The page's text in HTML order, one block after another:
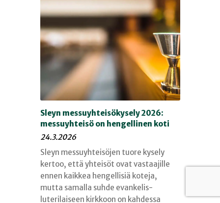
Sleyn messuyhteisökysely 2026:
messuyhteisö on hengellinen koti
24.3.2026
Sleyn messuyhteisöjen tuore kysely
kertoo, että yhteisöt ovat vastaajille
ennen kaikkea hengellisiä koteja,
mutta samalla suhde evankelis-
luterilaiseen kirkkoon on kahdessa